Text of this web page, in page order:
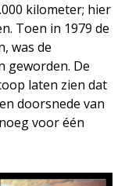
kilometer; hier
Toen in 1979 de
was de
geworden. De
laten zien dat
doorsnede van
voor één